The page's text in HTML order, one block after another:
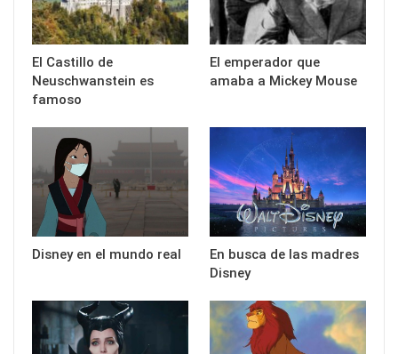
El Castillo de
Neuschwanstein es
famoso
El emperador que
amaba a Mickey Mouse
Disney en el mundo real
En busca de las madres
Disney